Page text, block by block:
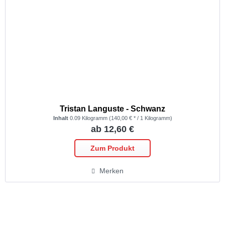
Tristan Languste - Schwanz
Inhalt 0.09 Kilogramm (140,00 € * / 1 Kilogramm)
ab 12,60 €
Zum Produkt
Merken